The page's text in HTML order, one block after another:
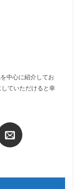
中心に紹介してお
ていただけると幸